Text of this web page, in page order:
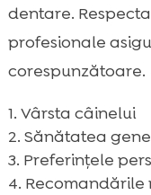
dentare.
profesionale
corespunzătoare.
Vârsta câinelui
Sănătatea
Preferințele